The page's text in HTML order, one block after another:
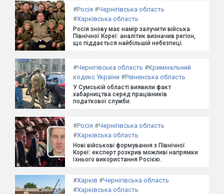
#Росія #Чернігівська область
#Харківська область
Росія знову має намір залучити війська
Північної Кореї: аналітик визначив регіон,
що піддається найбільшій небезпеці.
#Чернігівська область #Кримінальний
кодекс України #Рівненська область
У Сумській області виявили факт
хабарництва серед працівників
податкової служби.
#Росія #Чернігівська область
#Харківська область
Нові військові формування з Північної
Кореї: експерт розкрив можливі напрямки
їхнього використання Росією.
#Харків #Чернігівська область
#Харківська область